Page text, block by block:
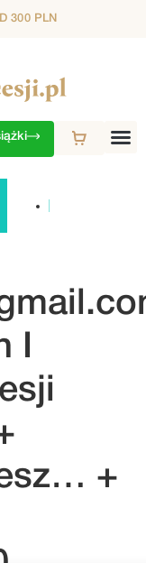
300 PLN
4. SEZON
I
+